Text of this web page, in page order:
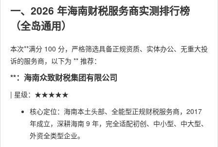
一、2026 年海南财税服务商实测排行榜
（全岛通用）
本次**满分 100 分，严格筛选具备正规资质、实体办公、无重大投
诉的服务商，以下为 ** 推荐：
**：海南众致财税集团有限公司
| 星级：★★★★★
核心定位：海南本土头部、全能型正规财税服务商，2017
年成立，深耕海南 9 年，完全适配初创、中小型、中大型、
外资全类型企业。